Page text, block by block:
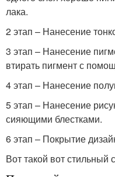
лака.
2 этап – Нанесение
3 этап – Нанесение
втирать пигмент с
4 этап – Нанесение
5 этап – Нанесение
сияющими блестками.
6 этап – Покрытие
Вот такой вот